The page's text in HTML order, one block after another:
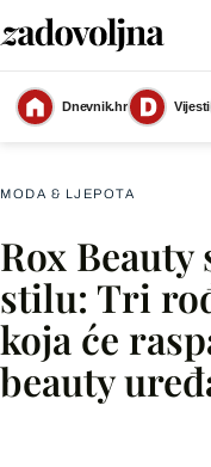
Dnevnik.hr Vijesti
MODA & LJEPOTA
Rox
stilu: Tri
koja će
beauty
X